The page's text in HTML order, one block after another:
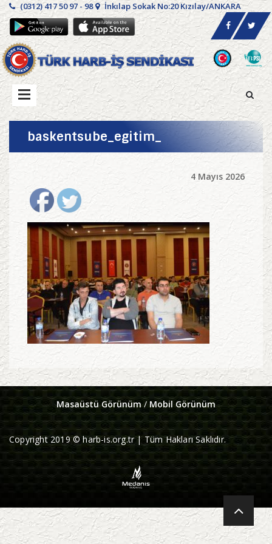
(0312) 417 50 97 - 98 İnkılap Sokak No:20 Kızılay/ANKARA
baskentsube_egitim_
4 Mayıs 2026
Masaüstü Görünüm/ Mobil Görünüm
Copyright 2019 © harb-is.org.tr | Tüm Hakları Saklıdır.